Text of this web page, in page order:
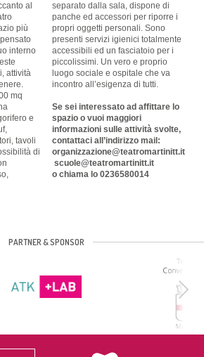
al
più
interno
attività
mq
e
tavoli
di
di
i
Sono
per i
che va
incontro all’esigenza di tutti.
Se sei interessato ad affittare lo
spazio o vuoi maggiori
informazioni sulle attività svolte,
contattaci all’indirizzo mail:
organizzazione@teatromartinitt.it
scuole@teatromartinitt.it
o chiama lo 0236580014
PARTNER & SPONSOR